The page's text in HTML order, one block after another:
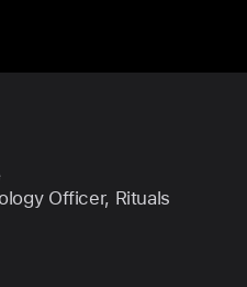
Officer, Rituals